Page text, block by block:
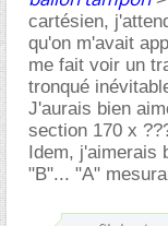
cartésien,
qu'on m'avait
me fait voir un
tronqué
J'aurais bien
section 170 x
Idem, j'aimerais
"B"... "A"